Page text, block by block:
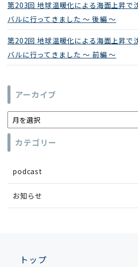
第203回 地球温暖化による海面上昇
バルに行ってきました ～ 後編 ～
第202回 地球温暖化による海面上昇
バルに行ってきました ～ 前編 ～
アーカイブ
カテゴリー
podcast
お知らせ
トップ